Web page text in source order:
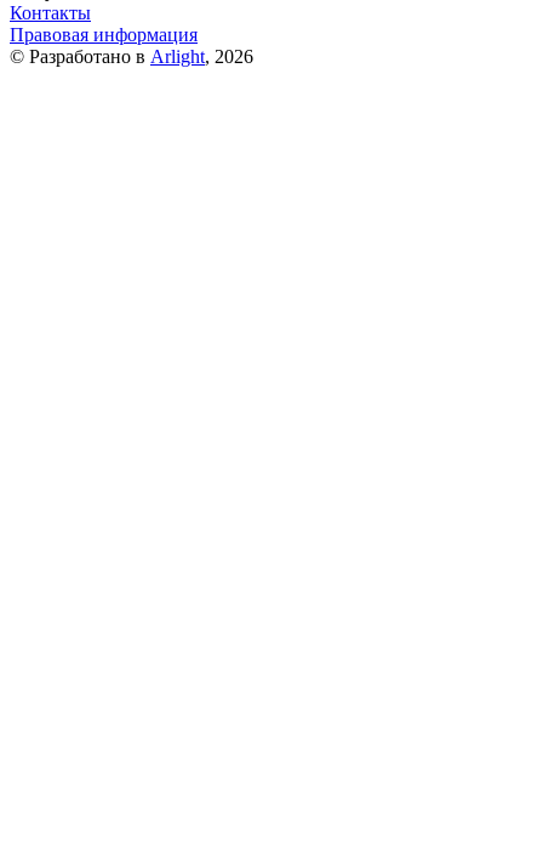
Контакты
Правовая информация
© Разработано в Arlight, 2026